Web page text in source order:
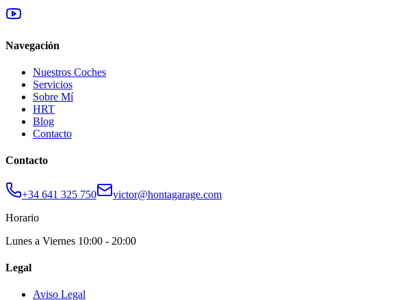
Navegación
Nuestros Coches
Servicios
Sobre Mí
HRT
Blog
Contacto
Contacto
+34 641 325 750
victor@hontagarage.com
Horario
Lunes a Viernes 10:00 - 20:00
Legal
Aviso Legal